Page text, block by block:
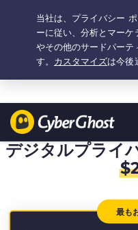
選択プラン：
デジタルプライ
$
最も